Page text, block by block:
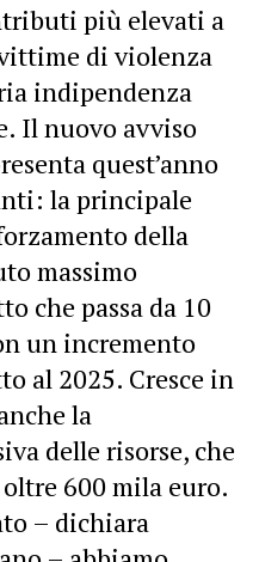
più elevati a
di violenza
indipendenza
Il nuovo avviso
quest’anno
la principale
della
massimo
che passa da 10
un incremento
al 2025. Cresce in
la
delle risorse, che
600 mila euro.
– dichiara